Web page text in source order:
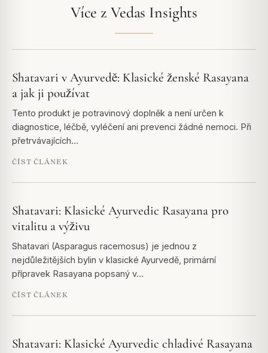
Více z Vedas Insights
Shatavari v Ayurvedě: Klasické ženské Rasayana
a jak ji používat
Tento produkt je potravinový doplněk a není určen k
diagnostice, léčbě, vyléčení ani prevenci žádné nemoci. Při
přetrvávajících…
ČÍST ČLÁNEK
Shatavari: Klasické Ayurvedic Rasayana pro
vitalitu a výživu
Shatavari (Asparagus racemosus) je jednou z
nejdůležitějších bylin v klasické Ayurvedě, primární
přípravek Rasayana popsaný v…
ČÍST ČLÁNEK
Shatavari: Klasické Ayurvedic chladivé Rasayana